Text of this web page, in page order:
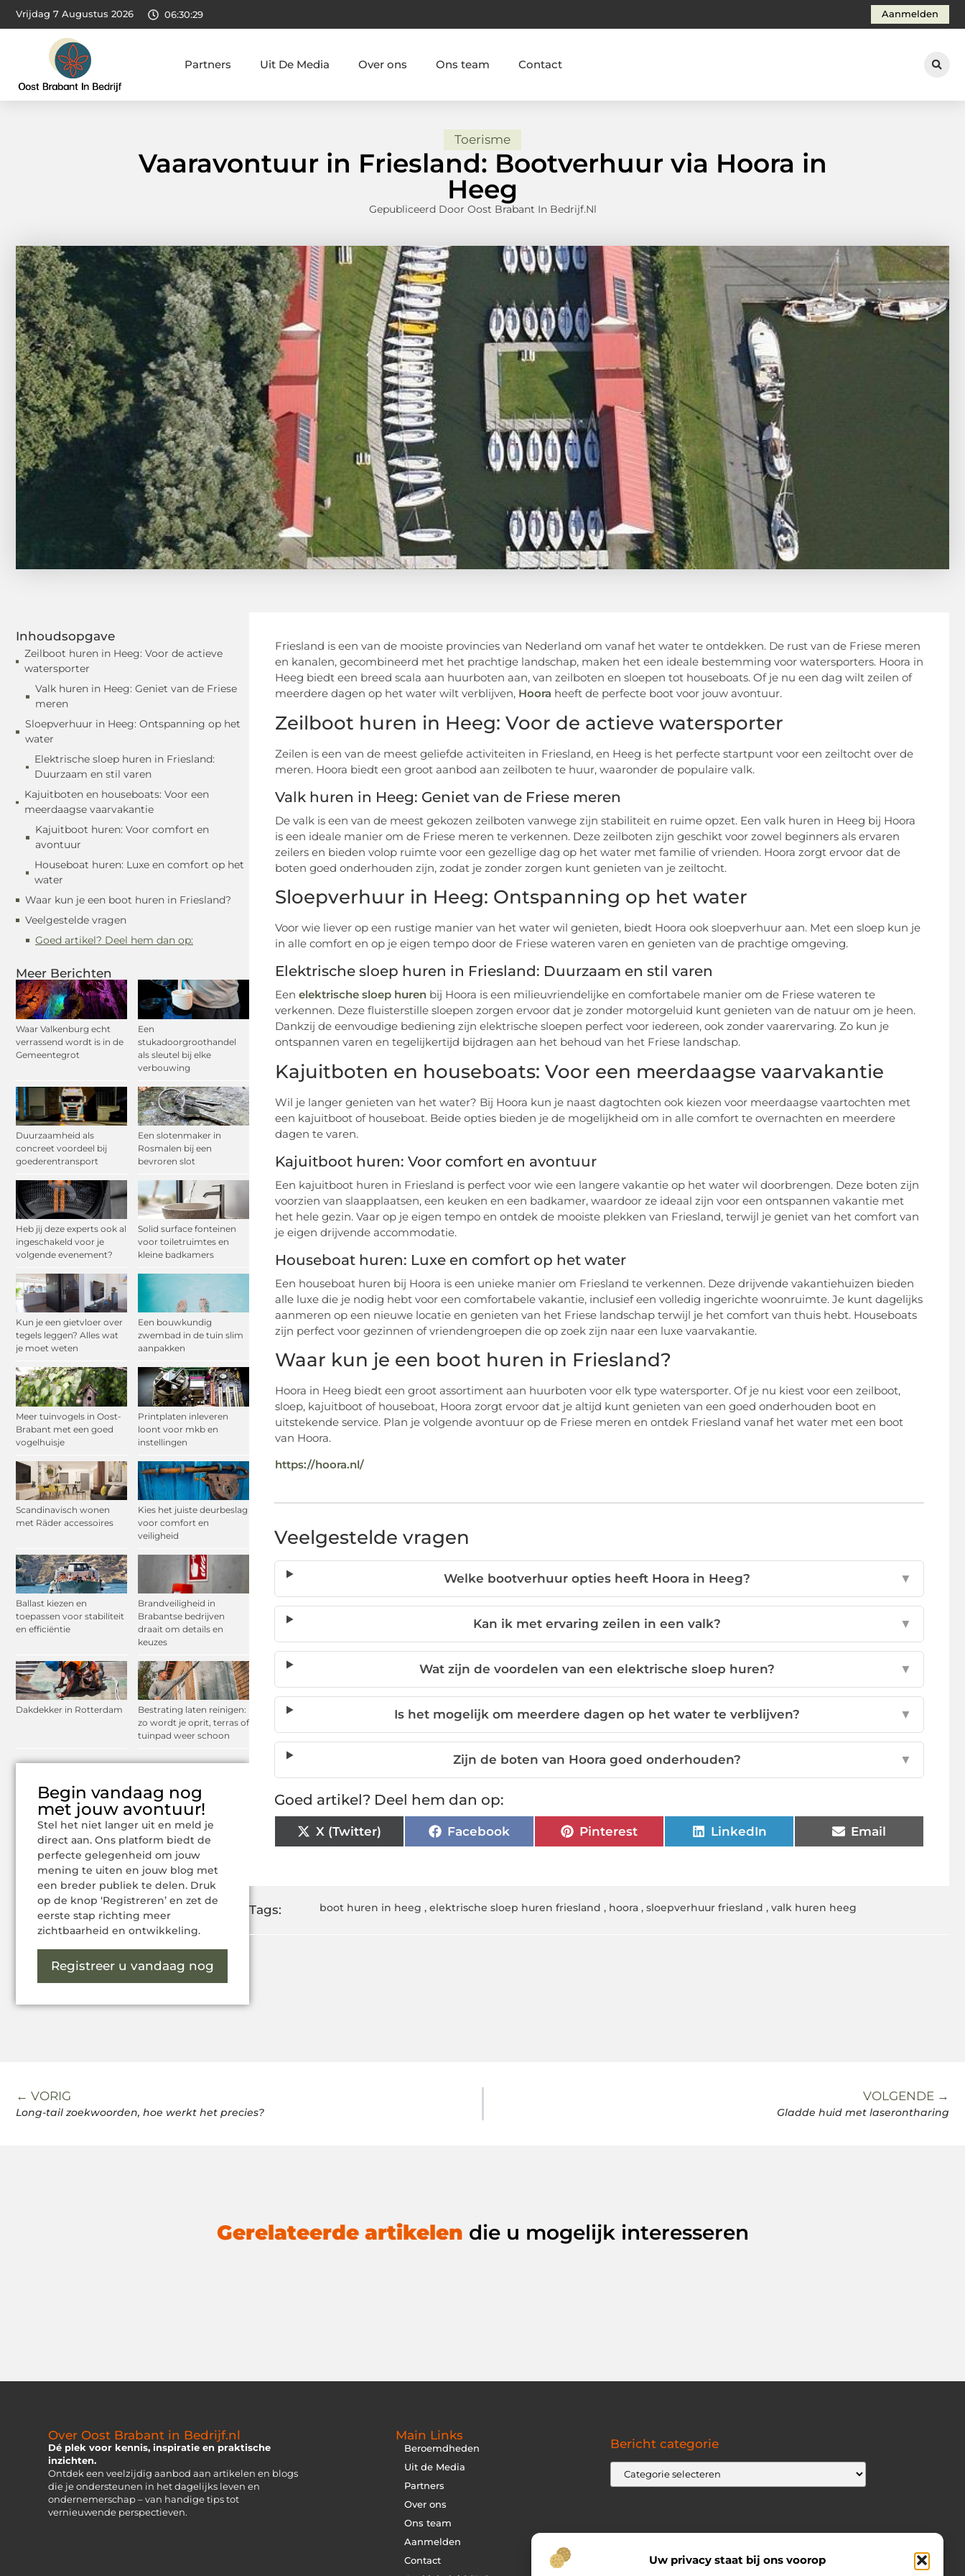
Uw privacy staat bij ons voorop
Vrijdag 7 Augustus 2026 06:30:30 Aanmelden
Partners Uit De Media Over ons Ons team Contact
Toerisme
Vaaravontuur in Friesland: Bootverhuur via Hoora in
Heeg
Gepubliceerd Door Oost Brabant In Bedrijf.nl
Inhoudsopgave
Zeilboot huren in Heeg: Voor de actieve
watersporter
Valk huren in Heeg: Geniet van de Friese
meren
Sloepverhuur in Heeg: Ontspanning op het
water
Elektrische sloep huren in Friesland:
Duurzaam en stil varen
Kajuitboten en houseboats: Voor een
meerdaagse vaarvakantie
Kajuitboot huren: Voor comfort en
avontuur
Houseboat huren: Luxe en comfort op het
water
Waar kun je een boot huren in Friesland?
Veelgestelde vragen
Goed artikel? Deel hem dan op:
Meer Berichten
Waar Valkenburg echt
verrassend wordt is in de
Gemeentegrot
Een
stukadoorgroothandel
als sleutel bij elke
verbouwing
Duurzaamheid als
concreet voordeel bij
goederentransport
Een slotenmaker in
Rosmalen bij een
bevroren slot
Heb jij deze experts ook al
ingeschakeld voor je
volgende evenement?
Solid surface fonteinen
voor toiletruimtes en
kleine badkamers
Kun je een gietvloer over
tegels leggen? Alles wat
je moet weten
Een bouwkundig
zwembad in de tuin slim
aanpakken
Meer tuinvogels in Oost-
Brabant met een goed
vogelhuisje
Printplaten inleveren
loont voor mkb en
instellingen
Scandinavisch wonen
met Räder accessoires
Kies het juiste deurbeslag
voor comfort en
veiligheid
Ballast kiezen en
toepassen voor stabiliteit
en efficiëntie
Brandveiligheid in
Brabantse bedrijven
draait om details en
keuzes
Dakdekker in Rotterdam
Bestrating laten reinigen:
zo wordt je oprit, terras of
tuinpad weer schoon
Begin vandaag nog
met jouw avontuur!
Stel het niet langer uit en meld je
direct aan. Ons platform biedt de
perfecte gelegenheid om jouw
mening te uiten en jouw blog met
een breder publiek te delen. Druk
op de knop ‘Registreren’ en zet de
eerste stap richting meer
zichtbaarheid en ontwikkeling.
Registreer u vandaag nog
Friesland is een van de mooiste provincies van Nederland om vanaf het water te ontdekken. De rust van de Friese meren
en kanalen, gecombineerd met het prachtige landschap, maken het een ideale bestemming voor watersporters. Hoora in
Heeg biedt een breed scala aan huurboten aan, van zeilboten en sloepen tot houseboats. Of je nu een dag wilt zeilen of
meerdere dagen op het water wilt verblijven, Hoora heeft de perfecte boot voor jouw avontuur.
Zeilboot huren in Heeg: Voor de actieve watersporter
Zeilen is een van de meest geliefde activiteiten in Friesland, en Heeg is het perfecte startpunt voor een zeiltocht over de
meren. Hoora biedt een groot aanbod aan zeilboten te huur, waaronder de populaire valk.
Valk huren in Heeg: Geniet van de Friese meren
De valk is een van de meest gekozen zeilboten vanwege zijn stabiliteit en ruime opzet. Een valk huren in Heeg bij Hoora
is een ideale manier om de Friese meren te verkennen. Deze zeilboten zijn geschikt voor zowel beginners als ervaren
zeilers en bieden volop ruimte voor een gezellige dag op het water met familie of vrienden. Hoora zorgt ervoor dat de
boten goed onderhouden zijn, zodat je zonder zorgen kunt genieten van je zeiltocht.
Sloepverhuur in Heeg: Ontspanning op het water
Voor wie liever op een rustige manier van het water wil genieten, biedt Hoora ook sloepverhuur aan. Met een sloep kun je
in alle comfort en op je eigen tempo door de Friese wateren varen en genieten van de prachtige omgeving.
Elektrische sloep huren in Friesland: Duurzaam en stil varen
Een elektrische sloep huren bij Hoora is een milieuvriendelijke en comfortabele manier om de Friese wateren te
verkennen. Deze fluisterstille sloepen zorgen ervoor dat je zonder motorgeluid kunt genieten van de natuur om je heen.
Dankzij de eenvoudige bediening zijn elektrische sloepen perfect voor iedereen, ook zonder vaarervaring. Zo kun je
ontspannen varen en tegelijkertijd bijdragen aan het behoud van het Friese landschap.
Kajuitboten en houseboats: Voor een meerdaagse vaarvakantie
Wil je langer genieten van het water? Bij Hoora kun je naast dagtochten ook kiezen voor meerdaagse vaartochten met
een kajuitboot of houseboat. Beide opties bieden je de mogelijkheid om in alle comfort te overnachten en meerdere
dagen te varen.
Kajuitboot huren: Voor comfort en avontuur
Een kajuitboot huren in Friesland is perfect voor wie een langere vakantie op het water wil doorbrengen. Deze boten zijn
voorzien van slaapplaatsen, een keuken en een badkamer, waardoor ze ideaal zijn voor een ontspannen vakantie met
het hele gezin. Vaar op je eigen tempo en ontdek de mooiste plekken van Friesland, terwijl je geniet van het comfort van
je eigen drijvende accommodatie.
Houseboat huren: Luxe en comfort op het water
Een houseboat huren bij Hoora is een unieke manier om Friesland te verkennen. Deze drijvende vakantiehuizen bieden
alle luxe die je nodig hebt voor een comfortabele vakantie, inclusief een volledig ingerichte woonruimte. Je kunt dagelijks
aanmeren op een nieuwe locatie en genieten van het Friese landschap terwijl je het comfort van thuis hebt. Houseboats
zijn perfect voor gezinnen of vriendengroepen die op zoek zijn naar een luxe vaarvakantie.
Waar kun je een boot huren in Friesland?
Hoora in Heeg biedt een groot assortiment aan huurboten voor elk type watersporter. Of je nu kiest voor een zeilboot,
sloep, kajuitboot of houseboat, Hoora zorgt ervoor dat je altijd kunt genieten van een goed onderhouden boot en
uitstekende service. Plan je volgende avontuur op de Friese meren en ontdek Friesland vanaf het water met een boot
van Hoora.
https://hoora.nl/
Veelgestelde vragen
Welke bootverhuur opties heeft Hoora in Heeg? ▼
Kan ik met ervaring zeilen in een valk? ▼
Wat zijn de voordelen van een elektrische sloep huren? ▼
Is het mogelijk om meerdere dagen op het water te verblijven? ▼
Zijn de boten van Hoora goed onderhouden? ▼
Goed artikel? Deel hem dan op:
X (Twitter) Facebook Pinterest LinkedIn Email
Tags: boot huren in heeg , elektrische sloep huren friesland , hoora, sloepverhuur friesland , valk huren heeg
← VORIG
Long-tail zoekwoorden, hoe werkt het precies?
VOLGENDE →
Gladde huid met laserontharing
Gerelateerde artikelen die u mogelijk interesseren
Over Oost Brabant in Bedrijf.nl
Dé plek voor kennis, inspiratie en praktische
inzichten.
Ontdek een veelzijdig aanbod aan artikelen en blogs
die je ondersteunen in het dagelijks leven en
ondernemerschap – van handige tips tot
vernieuwende perspectieven.
Main Links
Beroemdheden
Uit de Media
Partners
Over ons
Ons team
Aanmelden
Contact
Bericht categorie